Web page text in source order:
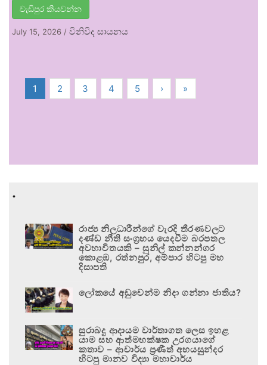
වැඩිපුර කියවන්න
July 15, 2026 / විනිවිද සායනය
1 2 3 4 5 › »
.
රාජ්‍ය නිලධාරීන්ගේ වැරදි තීරණවලට
දණ්ඩ නීති සංග්‍රහය යෙදවීම බරපතල
අවභාවිතයකි – සුනිල් කන්නන්ගර
කොළඹ, රත්නපුර, අම්පාර හිටපු මහ
දිසාපති
ලෝකයේ අඩුවෙන්ම නිදා ගන්නා ජාතිය?
සුරාබදු ආදායම වාර්තාගත ලෙස ඉහළ
යාම සහ ආත්මභක්ෂක උරගයාගේ
කතාව – ආචාර්ය ප්‍රණීත් අභයසුන්දර
හිටපු මානව විද්‍යා මහාචාර්ය